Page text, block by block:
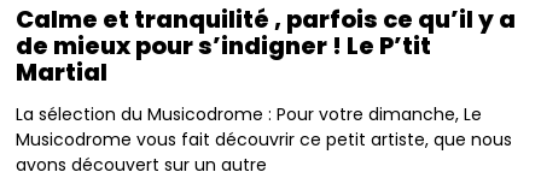
Calme et tranquilité , parfois ce qu’il y a
de mieux pour s’indigner ! Le P’tit
Martial
La sélection du Musicodrome : Pour votre dimanche, Le
Musicodrome vous fait découvrir ce petit artiste, que nous
avons découvert sur un autre